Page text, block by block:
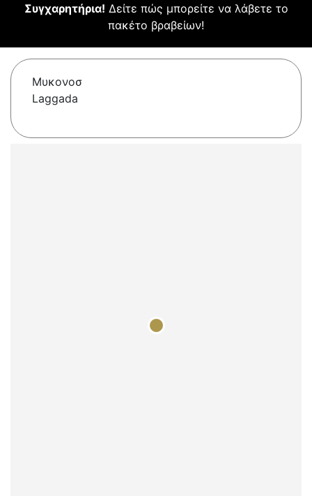
Συγχαρητήρια! Δείτε πώς μπορείτε να λάβετε το
πακέτο βραβείων!
Μυκονοσ
Laggada